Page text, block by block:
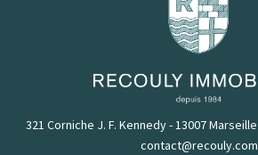
321 Corniche J. F. Kennedy - 13007 Marseille
contact@recouly.com